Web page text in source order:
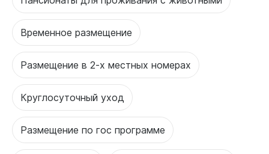
Временное размещение
Размещение в 2-х местных номерах
Круглосуточный уход
Размещение по гос программе